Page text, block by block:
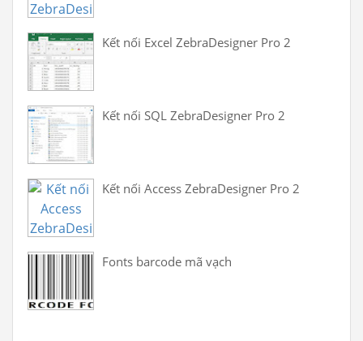
Kết nối Excel ZebraDesigner Pro 2
Kết nối SQL ZebraDesigner Pro 2
Kết nối Access ZebraDesigner Pro 2
Fonts barcode mã vạch